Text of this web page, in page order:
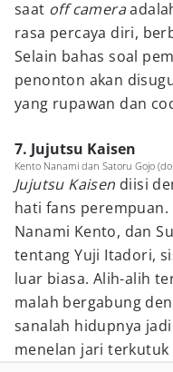
saat off camera
rasa percaya diri,
Selain bahas soal
penonton akan
yang rupawan dan
7. Jujutsu Kaisen
Kento Nanami dan Satoru Gojo
Jujutsu Kaisen diisi
hati fans perempuan.
Nanami Kento, dan
tentang Yuji Itadori,
luar biasa. Alih-alih
malah bergabung
sanalah hidupnya
menelan jari terkutuk